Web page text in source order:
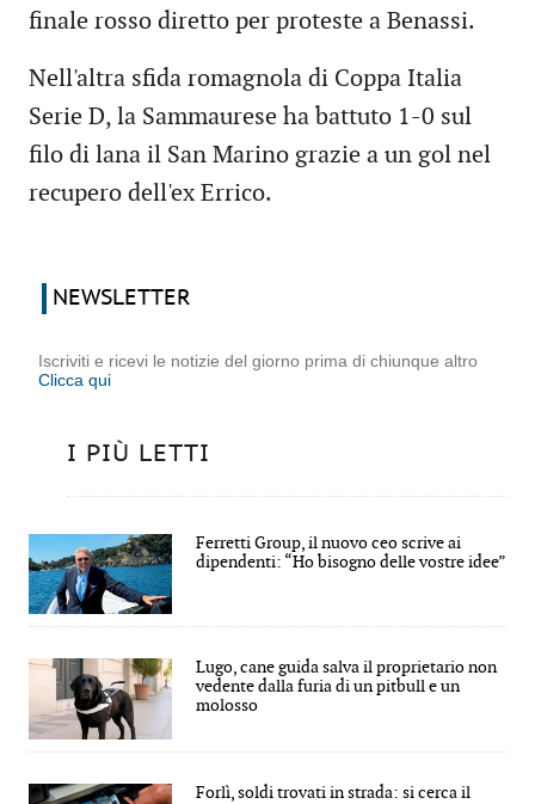
finale rosso diretto per proteste a Benassi.
Nell'altra sfida romagnola di Coppa Italia
Serie D, la Sammaurese ha battuto 1-0 sul
filo di lana il San Marino grazie a un gol nel
recupero dell'ex Errico.
NEWSLETTER
Iscriviti e ricevi le notizie del giorno prima di chiunque altro
Clicca qui
I PIÙ LETTI
Ferretti Group, il nuovo ceo scrive ai
dipendenti: “Ho bisogno delle vostre idee”
Lugo, cane guida salva il proprietario non
vedente dalla furia di un pitbull e un
molosso
Forlì, soldi trovati in strada: si cerca il